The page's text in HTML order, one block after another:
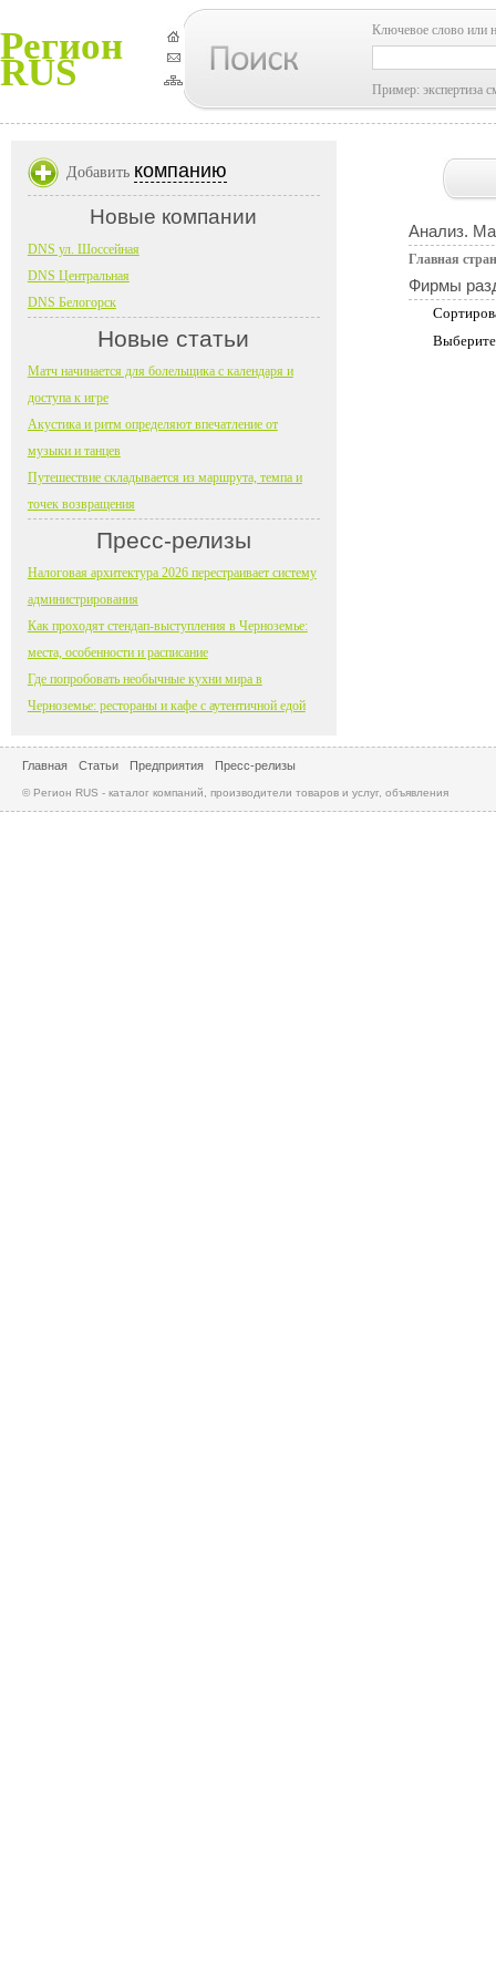
Регион
RUS
Ключевое слово или
Пример: экспертиза
Анализ.
Главная
Фирмы
Добавить компанию
Новые компании
DNS ул. Шоссейная
DNS Центральная
DNS Белогорск
Новые статьи
Матч начинается для болельщика с календаря и
доступа к игре
Акустика и ритм определяют впечатление от
музыки и танцев
Путешествие складывается из маршрута, темпа и
точек возвращения
Пресс-релизы
Налоговая архитектура 2026 перестраивает систему
администрирования
Как проходят стендап-выступления в Черноземье:
места, особенности и расписание
Где попробовать необычные кухни мира в
Черноземье: рестораны и кафе с аутентичной едой
Главная Статьи Предприятия Пресс-релизы
© Регион RUS - каталог компаний, производители товаров и услуг, объявления